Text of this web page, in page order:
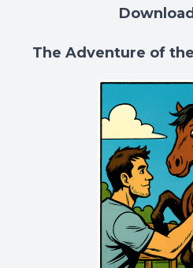
The Adventure of